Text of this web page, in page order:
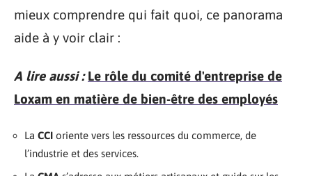
mieux comprendre qui fait quoi, ce panorama
aide à y voir clair :
A lire aussi : Le rôle du comité d'entreprise de
Loxam en matière de bien-être des employés
La CCI oriente vers les ressources du commerce, de
l’industrie et des services.